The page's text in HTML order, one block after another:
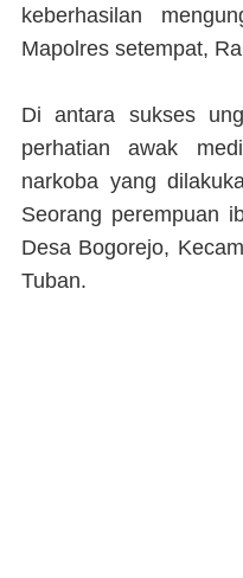
keberhasilan
Mapolres setempat,
Di antara sukses
perhatian awak
narkoba yang
Seorang perempuan
Desa Bogorejo,
Tuban.